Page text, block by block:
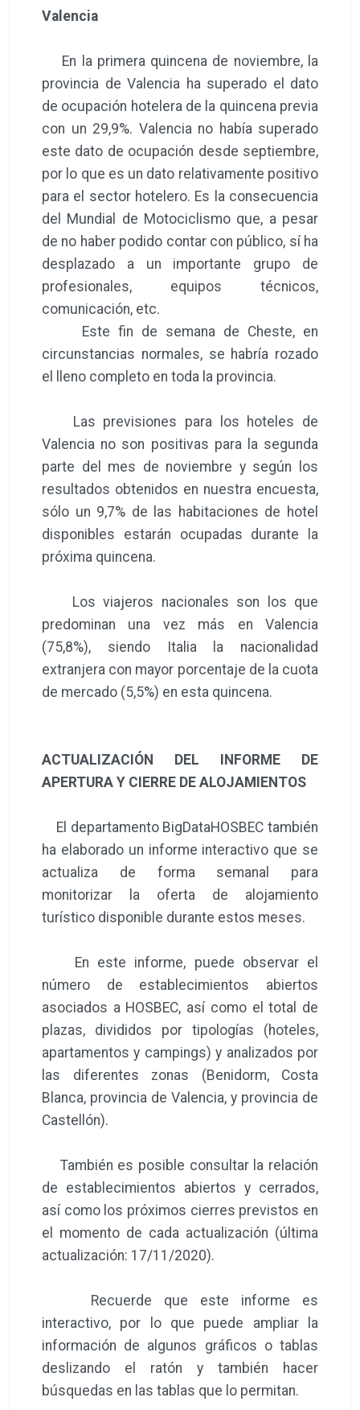
Valencia
En la primera quincena de noviembre, la
provincia de Valencia ha superado el dato
de ocupación hotelera de la quincena previa
con un 29,9%. Valencia no había superado
este dato de ocupación desde septiembre,
por lo que es un dato relativamente positivo
para el sector hotelero. Es la consecuencia
del Mundial de Motociclismo que, a pesar
de no haber podido contar con público, sí ha
desplazado a un importante grupo de
profesionales, equipos técnicos,
comunicación, etc.
Este fin de semana de Cheste, en
circunstancias normales, se habría rozado
el lleno completo en toda la provincia.
Las previsiones para los hoteles de
Valencia no son positivas para la segunda
parte del mes de noviembre y según los
resultados obtenidos en nuestra encuesta,
sólo un 9,7% de las habitaciones de hotel
disponibles estarán ocupadas durante la
próxima quincena.
Los viajeros nacionales son los que
predominan una vez más en Valencia
(75,8%), siendo Italia la nacionalidad
extranjera con mayor porcentaje de la cuota
de mercado (5,5%) en esta quincena.
ACTUALIZACIÓN DEL INFORME DE
APERTURA Y CIERRE DE ALOJAMIENTOS
El departamento BigDataHOSBEC también
ha elaborado un informe interactivo que se
actualiza de forma semanal para
monitorizar la oferta de alojamiento
turístico disponible durante estos meses.
En este informe, puede observar el
número de establecimientos abiertos
asociados a HOSBEC, así como el total de
plazas, divididos por tipologías (hoteles,
apartamentos y campings) y analizados por
las diferentes zonas (Benidorm, Costa
Blanca, provincia de Valencia, y provincia de
Castellón).
También es posible consultar la relación
de establecimientos abiertos y cerrados,
así como los próximos cierres previstos en
el momento de cada actualización (última
actualización: 17/11/2020).
Recuerde que este informe es
interactivo, por lo que puede ampliar la
información de algunos gráficos o tablas
deslizando el ratón y también hacer
búsquedas en las tablas que lo permitan.